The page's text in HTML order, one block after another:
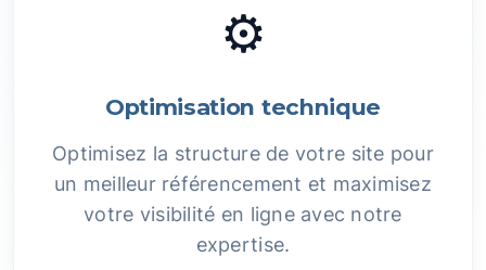
⚙️
Optimisation technique
Optimisez la structure de votre site pour
un meilleur référencement et maximisez
votre visibilité en ligne avec notre
expertise.